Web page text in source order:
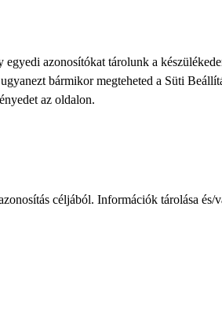
azonosítókat tárolunk a
bármikor megteheted a Süti
az oldalon.
céljából. Információk tárolása